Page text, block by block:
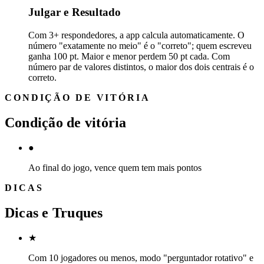
Julgar e Resultado
Com 3+ respondedores, a app calcula automaticamente. O
número "exatamente no meio" é o "correto"; quem escreveu
ganha 100 pt. Maior e menor perdem 50 pt cada. Com
número par de valores distintos, o maior dos dois centrais é o
correto.
CONDIÇÃO DE VITÓRIA
Condição de vitória
●
Ao final do jogo, vence quem tem mais pontos
DICAS
Dicas e Truques
★
Com 10 jogadores ou menos, modo "perguntador rotativo" e